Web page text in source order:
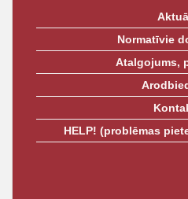
Normatīvie
Atalgojums,
HELP! (problēmas